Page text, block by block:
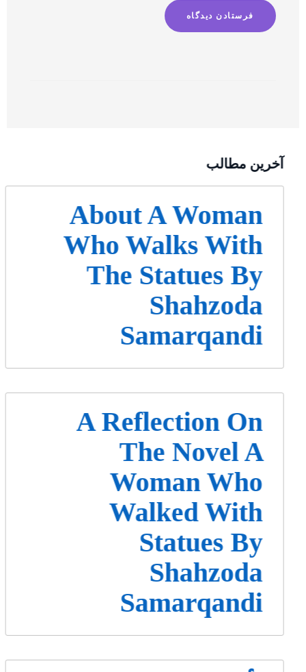
آخرین مطالب
About A Woman
Who Walks With
The Statues By
Shahzoda
Samarqandi
A Reflection On
The Novel A
Woman Who
Walked With
Statues By
Shahzoda
Samarqandi